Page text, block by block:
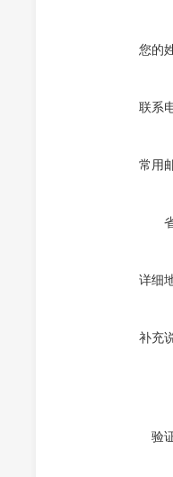
您的
联系
常用
详细
补充
验